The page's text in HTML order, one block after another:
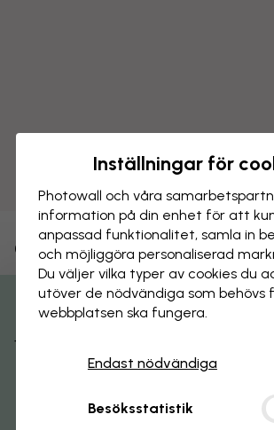
Vacker solnedgång
CANVASTAVLA
Färdigmonterad och klar att hängas
Färgbeständiga tryck
Få 15% rabatt
Inställningar för
Photowall och våra
information på din enhet för att
anpassad funktionalitet, samla in
och möjliggöra personaliserad
Du väljer vilka typer av cookies du
utöver de nödvändiga som behövs
webbplatsen ska fungera.
Endast nödvändiga
Besöksstatistik